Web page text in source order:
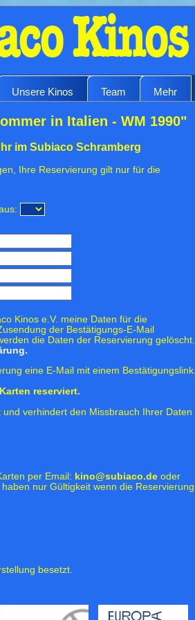
Unsere Kinos Team Mehr
in Italien - WM 1990"
im Subiaco Schramberg
Ihre Reservierung gilt nur für die
Kinos e.V. meine Daten für die
der Bestätigungs-E-Mail
die Daten der Reservierung gelöscht.
eine E-Mail mit einem Bestätigungslink.
reserviert.
verhindert den Missbrauch Ihrer Daten
per Email: kino@subiaco.de oder
nur Gültigkeit wenn die Reservierung
besetzt.